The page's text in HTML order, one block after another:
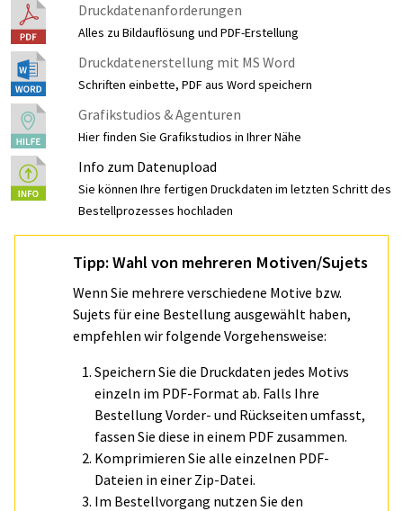
Druckdatenanforderungen
Alles zu Bildauflösung und PDF-Erstellung
Druckdatenerstellung mit MS Word
Schriften einbette, PDF aus Word speichern
Grafikstudios & Agenturen
Hier finden Sie Grafikstudios in Ihrer Nähe
Info zum Datenupload
Sie können Ihre fertigen Druckdaten im letzten Schritt des
Bestellprozesses hochladen
Tipp: Wahl von mehreren Motiven/Sujets
Wenn Sie mehrere verschiedene Motive bzw.
Sujets für eine Bestellung ausgewählt haben,
empfehlen wir folgende Vorgehensweise:
Speichern Sie die Druckdaten jedes Motivs
einzeln im PDF-Format ab. Falls Ihre
Bestellung Vorder- und Rückseiten umfasst,
fassen Sie diese in einem PDF zusammen.
Komprimieren Sie alle einzelnen PDF-
Dateien in einer Zip-Datei.
Im Bestellvorgang nutzen Sie den